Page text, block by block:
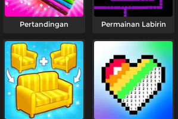
Pertandingan Permainan Labirin